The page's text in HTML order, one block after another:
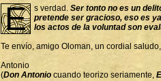
E s verdad. Ser tonto no es un
pretende ser gracioso, eso es
los actos de la voluntad son
Te envío, amigo Oloman, un cordial saludo,
Antonio
(Don Antonio cuando teorizo seriamente,